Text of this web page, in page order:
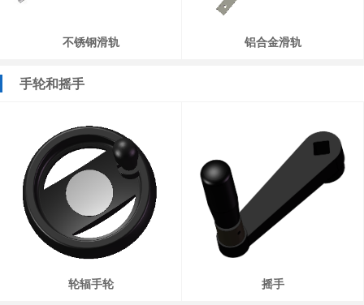
不锈钢滑轨 铝合金滑轨
手轮和摇手
轮辐手轮 摇手